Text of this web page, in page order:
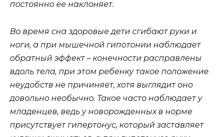
постоянно ее наклоняет.
Во время сна здоровые дети сгибают руки и
ноги, а при мышечной гипотонии наблюдает
обратный эффект – конечности расправлены
вдоль тела, при этом ребенку такое положение
неудобств не причиняет, хотя выглядит оно
довольно необычно. Такое часто наблюдает у
младенцев, ведь у новорожденных в норме
присутствует гипертонус, который заставляет